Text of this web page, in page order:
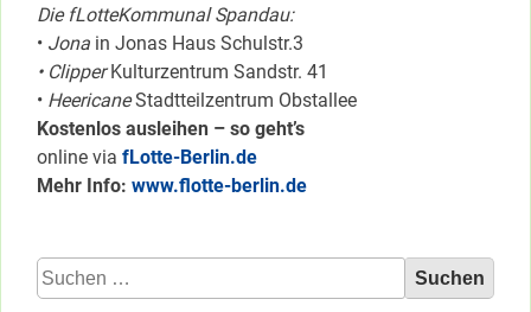
Die fLotteKommunal Spandau:
• Jona in Jonas Haus Schulstr.3
• ClipperKulturzentrum Sandstr. 41
• HeericaneStadtteilzentrum Obstallee
Kostenlos ausleihen – so geht’s
online via fLotte-Berlin.de
Mehr Info: www.flotte-berlin.de
Suchen
nach: